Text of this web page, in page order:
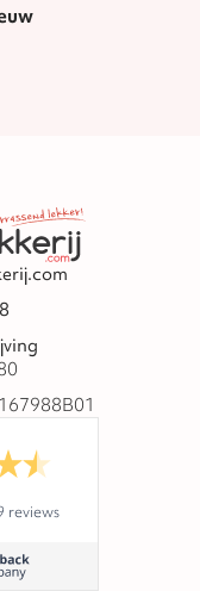
reviews